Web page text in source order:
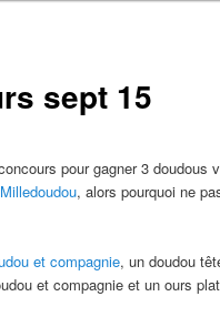
sept 15
pour gagner 3 doudous
Milledoudou, alors pourquoi ne
et compagnie, un doudou
et compagnie et un ours